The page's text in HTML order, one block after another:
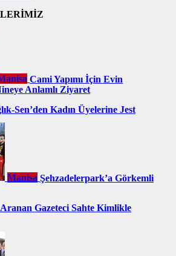
Cami Yapımı İçin Evin
Anlamlı Ziyaret
Sen’den Kadın Üyelerine Jest
Manisa Şehzadelerpark’a Görkemli
Aranan Gazeteci Sahte Kimlikle